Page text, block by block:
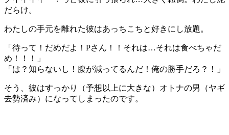
だらけ。
わたしの手元を離れた彼はあっちこちと好きにし放題。
「待って！だめだよ！Pさん！！それは…それは食べちゃだ
め！！！」
「は？知らないし！腹が減ってるんだ！俺の勝手だろ？！」
そう、彼はすっかり（予想以上に大きな）オトナの男（ヤギ
去勢済み）になってしまったのです。